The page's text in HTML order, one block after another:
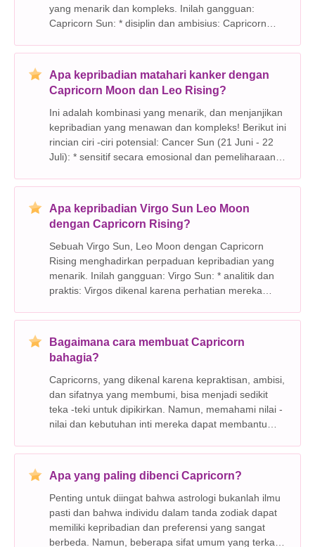
yang menarik dan kompleks. Inilah gangguan:
Capricorn Sun: * disiplin dan ambisius: Capricorn
untuk mencapai tujuan, dan rasa tanggung jawab.
Apa kepribadian matahari kanker dengan
Capricorn Moon dan Leo Rising?
Ini adalah kombinasi yang menarik, dan menjanjikan
kepribadian yang menawan dan kompleks! Berikut ini
rincian ciri -ciri potensial: Cancer Sun (21 Juni - 22
Juli): * sensitif secara emosional dan pemeliharaan:
mendalam, empati, dan ikatan emosional yan
Apa kepribadian Virgo Sun Leo Moon
dengan Capricorn Rising?
Sebuah Virgo Sun, Leo Moon dengan Capricorn
Rising menghadirkan perpaduan kepribadian yang
menarik. Inilah gangguan: Virgo Sun: * analitik dan
praktis: Virgos dikenal karena perhatian mereka
pendekatan praktis terhadap kehidupan. Mereka
Bagaimana cara membuat Capricorn
bahagia?
Capricorns, yang dikenal karena kepraktisan, ambisi,
dan sifatnya yang membumi, bisa menjadi sedikit
teka -teki untuk dipikirkan. Namun, memahami nilai -
nilai dan kebutuhan inti mereka dapat membantu
bahagia. Berikut adalah beberapa cara untuk
Apa yang paling dibenci Capricorn?
Penting untuk diingat bahwa astrologi bukanlah ilmu
pasti dan bahwa individu dalam tanda zodiak dapat
memiliki kepribadian dan preferensi yang sangat
berbeda. Namun, beberapa sifat umum yang terkait